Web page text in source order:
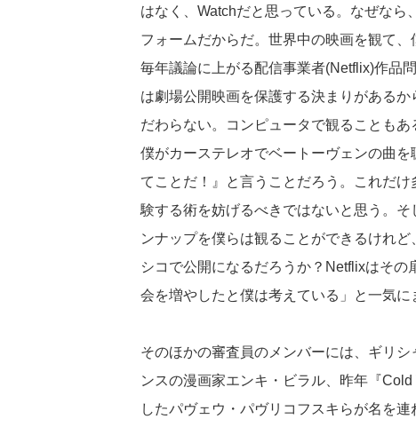
はなく、Watchだと思っている。なぜなら
フォームだからだ。世界中の映画を観て
毎年議論に上がる配信事業者(Netflix)作品
は劇場公開映画を保護する決まりがある
だわらない。コンピュータで観ることも
僕がカーステレオでベートーヴェンの曲
てことだ！』と言うことだろう。これだ
験する術を妨げるべきではないと思う。
ンナップを僕らは観ることができるけれ
シコで公開になるだろうか？Netflixはそ
会を増やしたと僕は考えている」と一気に
そのほかの審査員のメンバーには、ギリ
ンスの漫画家エンキ・ビラル、昨年『
したパヴェウ・パヴリコフスキらが名を連